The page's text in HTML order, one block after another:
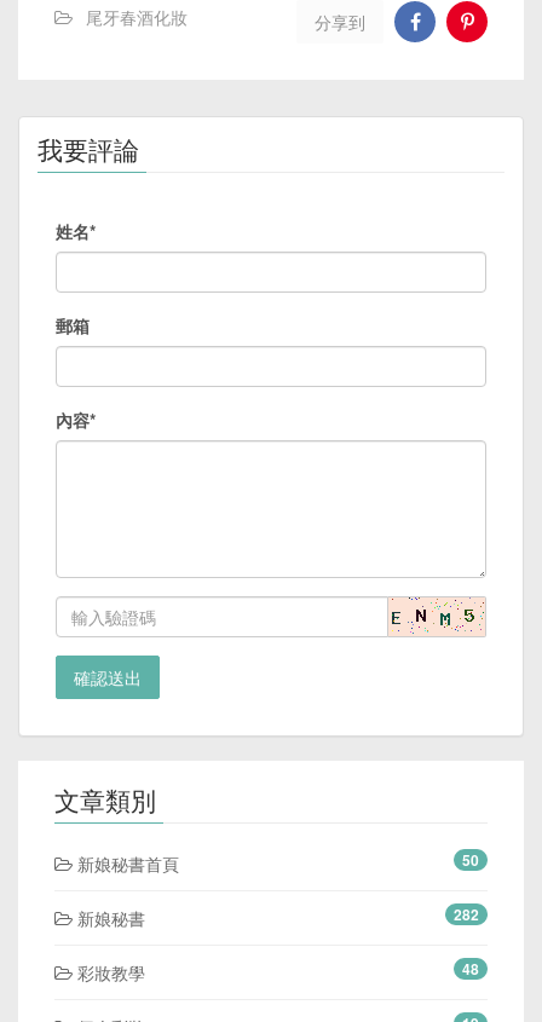
尾牙春酒化妝 分享到
我要評論
姓名*
郵箱
內容*
確認送出
文章類別
新娘秘書首頁 50
新娘秘書 282
彩妝教學 48